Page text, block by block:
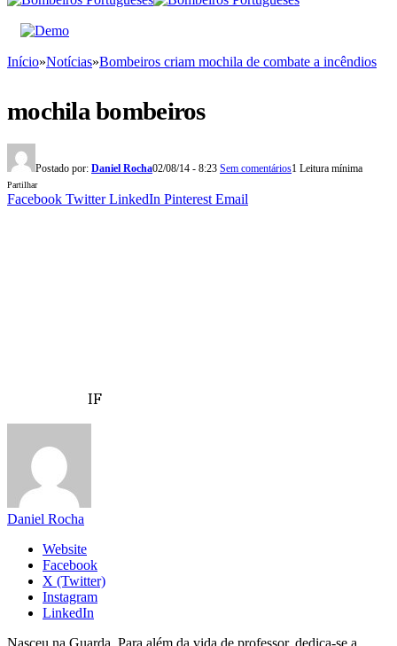
Início»Notícias»Bombeiros criam mochila de combate a incêndios
mochila bombeiros
Postado por: Daniel Rocha02/08/14 - 8:23 Sem comentários1 Leitura mínima
Partilhar
Facebook Twitter LinkedIn Pinterest Email
IF
Daniel Rocha
Website
Facebook
X (Twitter)
Instagram
LinkedIn
Nasceu na Guarda. Para além da vida de professor, dedica-se a